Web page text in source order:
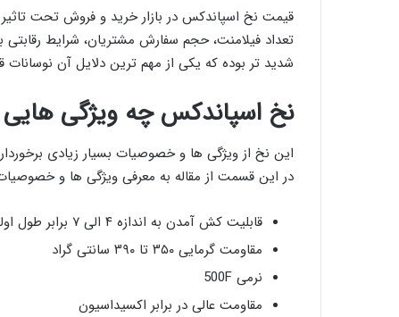
قیمت نخ اسپاندکس در بازار خرید و فروش تحت
تعداد فیلامنت، حجم سفارش مشتریان، شرایط
شدید تر بوده که یکی از مهم ترین دلایل آن
نخ اسپاندکس چه ویژگی هایی
این نخ از ویژگی ها و خصوصیات بسیار زیادی برخوردار
در این قسمت از مقاله به معرفی ویژگی ها و
قابلیت کش آمدن به اندازه ۴ الی ۷ برابر طول اولیه
مقاومت گرمایی ۳۵۰ تا ۳۹۰ سانتی گراد
نرمی 500F
مقاومت عالی در برابر اکسیداسیون